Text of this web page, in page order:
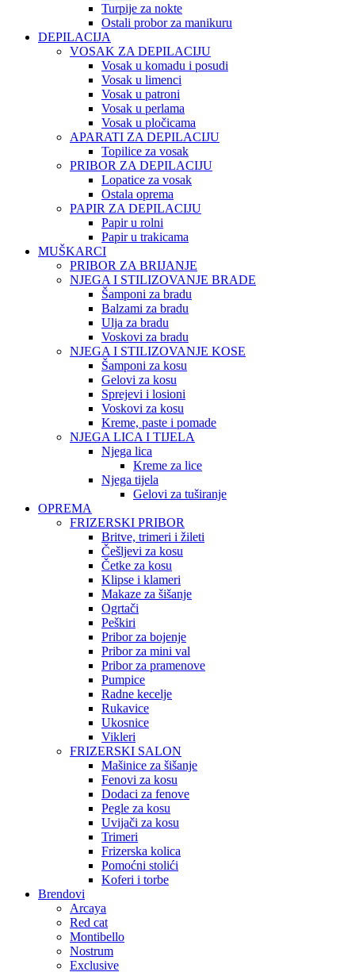
Turpije za nokte
Ostali probor za manikuru
DEPILACIJA
VOSAK ZA DEPILACIJU
Vosak u komadu i posudi
Vosak u limenci
Vosak u patroni
Vosak u perlama
Vosak u pločicama
APARATI ZA DEPILACIJU
Topilice za vosak
PRIBOR ZA DEPILACIJU
Lopatice za vosak
Ostala oprema
PAPIR ZA DEPILACIJU
Papir u rolni
Papir u trakicama
MUŠKARCI
PRIBOR ZA BRIJANJE
NJEGA I STILIZOVANJE BRADE
Šamponi za bradu
Balzami za bradu
Ulja za bradu
Voskovi za bradu
NJEGA I STILIZOVANJE KOSE
Šamponi za kosu
Gelovi za kosu
Sprejevi i losioni
Voskovi za kosu
Kreme, paste i pomade
NJEGA LICA I TIJELA
Njega lica
Kreme za lice
Njega tijela
Gelovi za tuširanje
OPREMA
FRIZERSKI PRIBOR
Britve, trimeri i žileti
Češljevi za kosu
Četke za kosu
Klipse i klameri
Makaze za šišanje
Ogrtači
Peškiri
Pribor za bojenje
Pribor za mini val
Pribor za pramenove
Pumpice
Radne kecelje
Rukavice
Ukosnice
Vikleri
FRIZERSKI SALON
Mašinice za šišanje
Fenovi za kosu
Dodaci za fenove
Pegle za kosu
Uvijači za kosu
Trimeri
Frizerska kolica
Pomoćni stolići
Koferi i torbe
Brendovi
Arcaya
Red cat
Montibello
Nostrum
Exclusive